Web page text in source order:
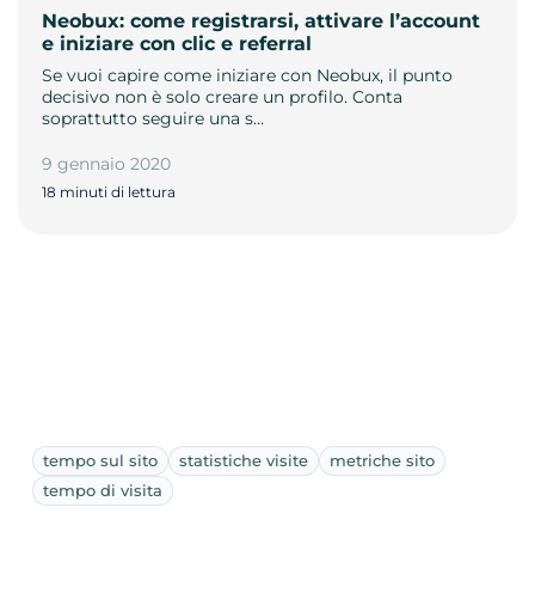
Neobux: come registrarsi, attivare l’account
e iniziare con clic e referral
Se vuoi capire come iniziare con Neobux, il punto
decisivo non è solo creare un profilo. Conta
soprattutto seguire una s…
9 gennaio 2020
18 minuti di lettura
tempo sul sito statistiche visite
metriche sito
tempo di visita